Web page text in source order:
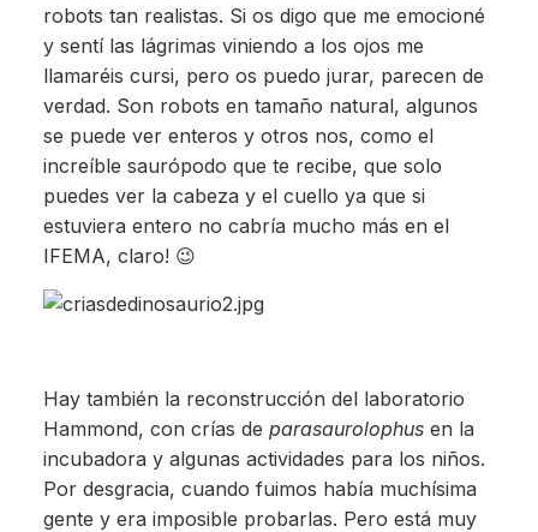
robots tan realistas. Si os digo que me emocioné
y sentí las lágrimas viniendo a los ojos me
llamaréis cursi, pero os puedo jurar, parecen de
verdad. Son robots en tamaño natural, algunos
se puede ver enteros y otros nos, como el
increíble saurópodo que te recibe, que solo
puedes ver la cabeza y el cuello ya que si
estuviera entero no cabría mucho más en el
IFEMA, claro! 😉
Hay también la reconstrucción del laboratorio
Hammond, con crías de parasaurolophusen la
incubadora y algunas actividades para los niños.
Por desgracia, cuando fuimos había muchísima
gente y era imposible probarlas. Pero está muy